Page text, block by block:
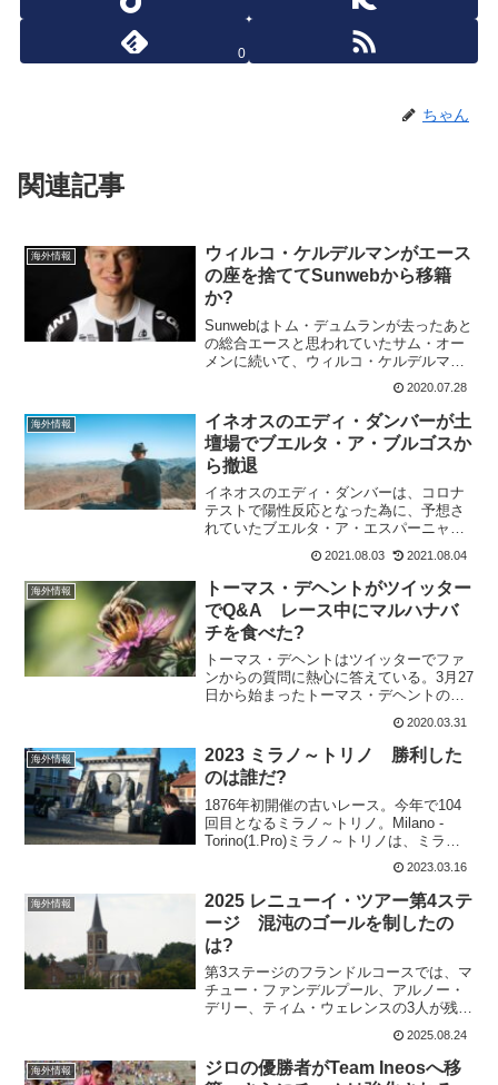
0
ちゃん
関連記事
海外情報
ウィルコ・ケルデルマンがエース
の座を捨ててSunwebから移籍
か?
Sunwebはトム・デュムランが去ったあと
の総合エースと思われていたサム・オー
メンに続いて、ウィルコ・ケルデルマン
も移籍させるようだ。Sunbwebには、ロ
マン・バルデが移籍してくるようだが、
二人も総合候補を放出して帳尻があうの
だろうか?ウ...
2020.07.28
海外情報
イネオスのエディ・ダンバーが土
壇場でブエルタ・ア・ブルゴスか
ら撤退
イネオスのエディ・ダンバーは、コロナ
テストで陽性反応となった為に、予想さ
れていたブエルタ・ア・エスパーニャの
リンピックのロードレースでアイルラン
ド代表として走っていたエディ・ダンバ
ーはブエルタ・ア・ブル...
2021.08.03 2021.08.04
海外情報
トーマス・デヘントがツイッター
でQ&A レース中にマルハナバ
チを食べた?
トーマス・デヘントはツイッターでファ
ンからの質問に熱心に答えている。3月27
日から始まったトーマス・デヘントの
Q&Aは今も続いていて、次々と質問に答
えている。読んでみると日本のファンか
らの質問にも答えてくれている。ただ、3
月27日だけで、何...
2020.03.31
海外情報
2023 ミラノ～トリノ 勝利した
のは誰だ?
1876年初開催の古いレース。今年で104
回目となるミラノ～トリノ。Milano -
Torino(1.Pro)ミラノ～トリノは、ミラノ
～サンレモの準備レースとして、この時
期に開催される。過去の優勝者は 2022
マーク・カヴェンディシ...
2023.03.16
海外情報
2025 レニューイ・ツアー第4ステ
ージ 混沌のゴールを制したの
は?
第3ステージのフランドルコースでは、マ
チュー・ファンデルプール、アルノー・
デリー、ティム・ウェレンスの3人が残
る。ゴールではアルノー・デリーが驚異
的に粘ってステージ2位。総合トップにた
った。第4ステージ リームスト～ビルゼ
ン・ホーゼルト ...
2025.08.24
海外情報
ジロの優勝者がTeam Ineosへ移